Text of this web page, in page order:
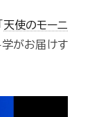
天使のモーニ
学がお届けす